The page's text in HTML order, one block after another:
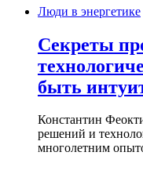
Люди в энергетике
Секреты
быть
Константин
решений и
многолетним